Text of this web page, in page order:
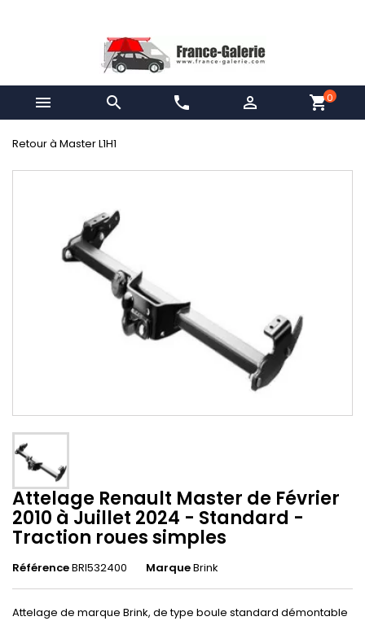
  phone  shopping_cart0
Retour à Master L1H1
Attelage Renault Master de Février
2010 à Juillet 2024 - Standard -
Traction roues simples
RéférenceBRI532400 MarqueBrink
Attelage de marque Brink, de type boule standard démontable